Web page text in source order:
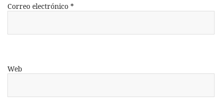
Correo electrónico *
Web